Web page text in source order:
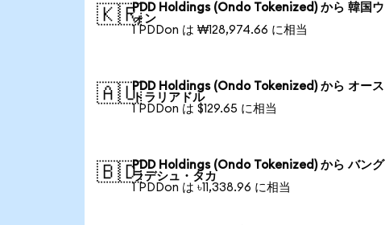
🇰🇷PDD Holdings (Ondo Tokenized) から 韓国ウ
ォン
1 PDDon は ₩128,974.66 に相当
🇦🇺PDD Holdings (Ondo Tokenized) から オース
トラリアドル
1 PDDon は $129.65 に相当
🇧🇩PDD Holdings (Ondo Tokenized) から バング
ラデシュ・タカ
1 PDDon は ৳11,338.96 に相当